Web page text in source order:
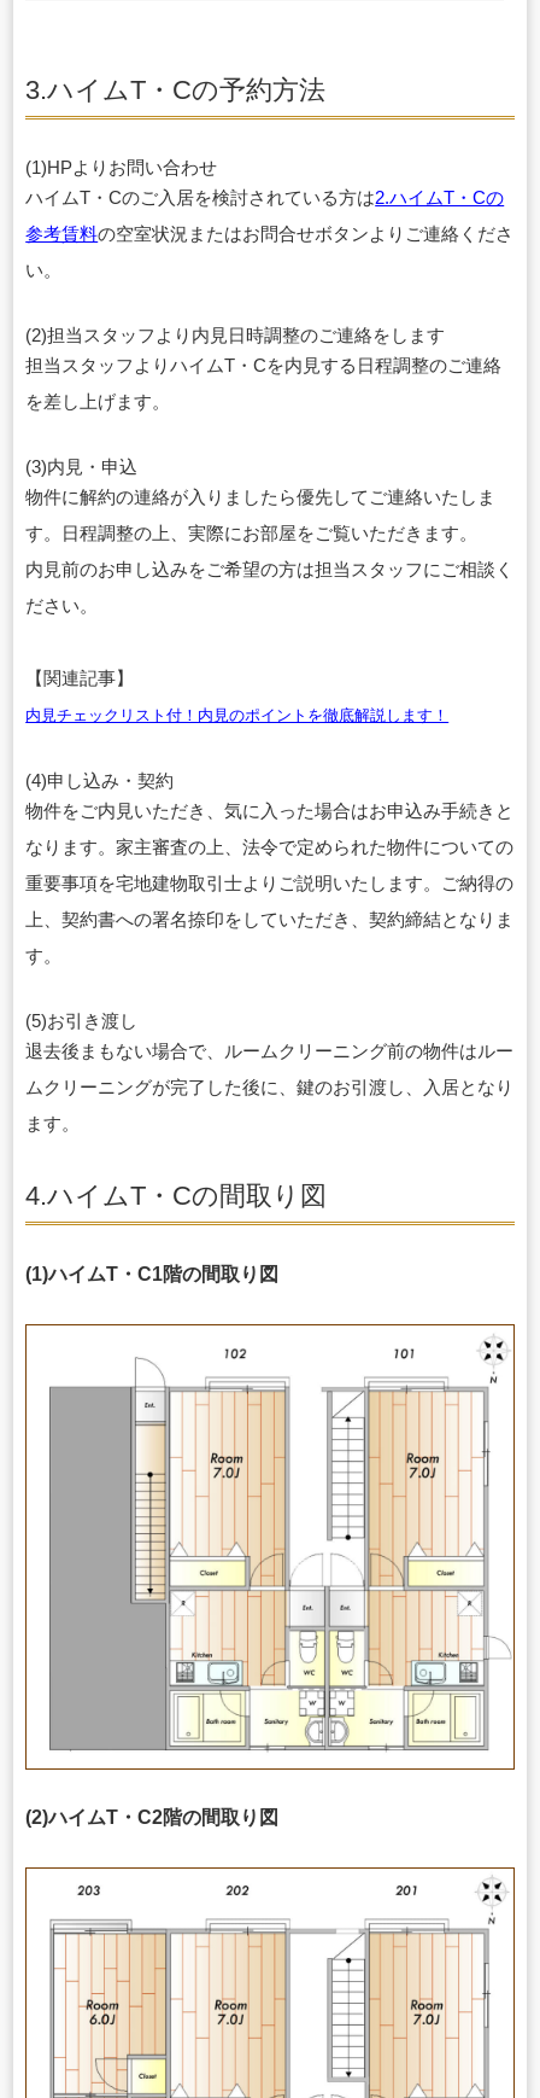
3.ハイムT・Cの予約方法
(1)HPよりお問い合わせ
ハイムT・Cのご入居を検討されている方は2.ハイムT・Cの
参考賃料の空室状況またはお問合せボタンよりご連絡くださ
い。
(2)担当スタッフより内見日時調整のご連絡をします
担当スタッフよりハイムT・Cを内見する日程調整のご連絡
を差し上げます。
(3)内見・申込
物件に解約の連絡が入りましたら優先してご連絡いたしま
す。日程調整の上、実際にお部屋をご覧いただきます。
内見前のお申し込みをご希望の方は担当スタッフにご相談く
ださい。
【関連記事】
内見チェックリスト付！内見のポイントを徹底解説します！
(4)申し込み・契約
物件をご内見いただき、気に入った場合はお申込み手続きと
なります。家主審査の上、法令で定められた物件についての
重要事項を宅地建物取引士よりご説明いたします。ご納得の
上、契約書への署名捺印をしていただき、契約締結となりま
す。
(5)お引き渡し
退去後まもない場合で、ルームクリーニング前の物件はルー
ムクリーニングが完了した後に、鍵のお引渡し、入居となり
ます。
4.ハイムT・Cの間取り図
(1)ハイムT・C1階の間取り図
(2)ハイムT・C2階の間取り図